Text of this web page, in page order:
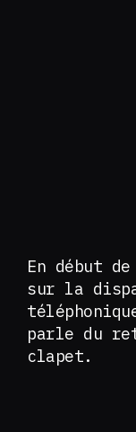
En début
sur la
parle du
clapet.